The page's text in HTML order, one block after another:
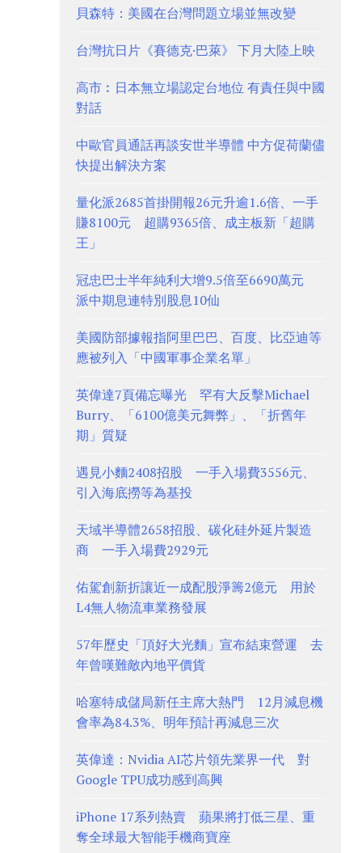
貝森特：美國在台灣問題立場並無改變
台灣抗日片《賽德克·巴萊》 下月大陸上映
高市︰日本無立場認定台地位 有責任與中國
對話
中歐官員通話再談安世半導體 中方促荷蘭儘
快提出解決方案
量化派2685首掛開報26元升逾1.6倍、一手
賺8100元 超購9365倍、成主板新「超購
王」
冠忠巴士半年純利大增9.5倍至6690萬元
派中期息連特別股息10仙
美國防部據報指阿里巴巴、百度、比亞迪等
應被列入「中國軍事企業名單」
英偉達7頁備忘曝光 罕有大反擊Michael
Burry、「6100億美元舞弊」、「折舊年
期」質疑
遇見小麵2408招股 一手入場費3556元、
引入海底撈等為基投
天域半導體2658招股、碳化硅外延片製造
商 一手入場費2929元
佑駕創新折讓近一成配股淨籌2億元 用於
L4無人物流車業務發展
57年歷史「頂好大光麵」宣布結束營運 去
年曾嘆難敵內地平價貨
哈塞特成儲局新任主席大熱門 12月減息機
會率為84.3%、明年預計再減息三次
英偉達：Nvidia AI芯片領先業界一代 對
Google TPU成功感到高興
iPhone 17系列熱賣 蘋果將打低三星、重
奪全球最大智能手機商寶座